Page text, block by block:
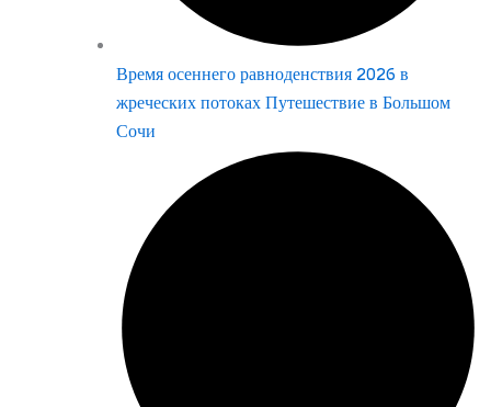
Время осеннего равноденствия 2026 в
жреческих потоках Путешествие в Большом
Сочи